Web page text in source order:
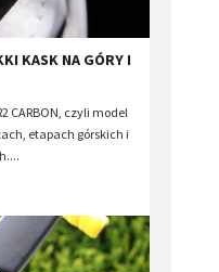
KASK NA GÓRY I
CARBON, czyli model
etapach górskich i